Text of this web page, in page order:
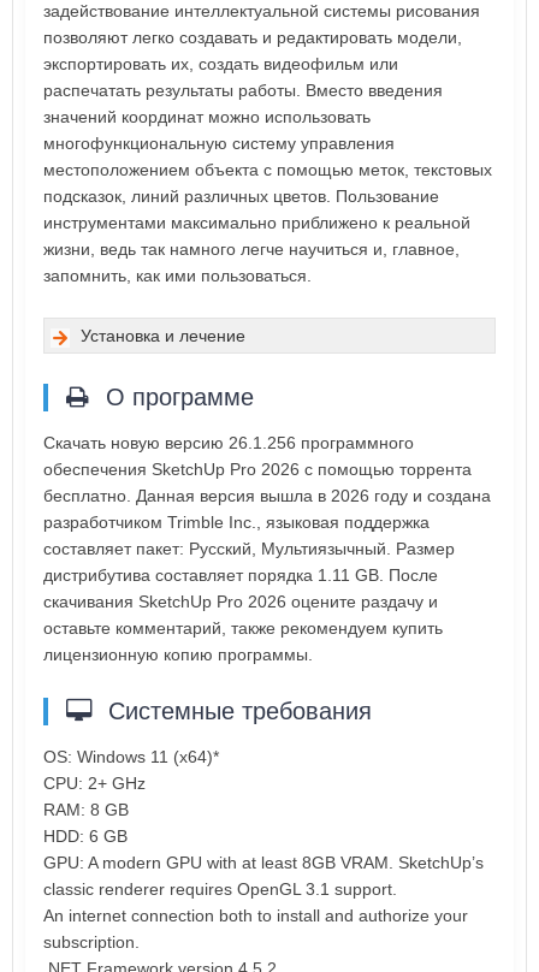
задействование интеллектуальной системы рисования
позволяют легко создавать и редактировать модели,
экспортировать их, создать видеофильм или
распечатать результаты работы. Вместо введения
значений координат можно использовать
многофункциональную систему управления
местоположением объекта с помощью меток, текстовых
подсказок, линий различных цветов. Пользование
инструментами максимально приближено к реальной
жизни, ведь так намного легче научиться и, главное,
запомнить, как ими пользоваться.
Установка и лечение
О программе
Скачать новую версию 26.1.256 программного
обеспечения SketchUp Pro 2026 с помощью торрента
бесплатно. Данная версия вышла в 2026 году и создана
разработчиком Trimble Inc., языковая поддержка
составляет пакет: Русский, Мультиязычный. Размер
дистрибутива составляет порядка 1.11 GB. После
скачивания SketchUp Pro 2026 оцените раздачу и
оставьте комментарий, также рекомендуем купить
лицензионную копию программы.
Системные требования
OS: Windows 11 (x64)*
CPU: 2+ GHz
RAM: 8 GB
HDD: 6 GB
GPU: A modern GPU with at least 8GB VRAM. SketchUp’s
classic renderer requires OpenGL 3.1 support.
An internet connection both to install and authorize your
subscription.